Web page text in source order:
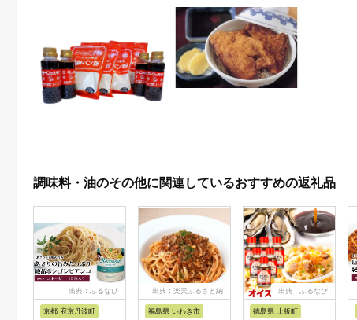
調味料・油のその他に関連しているおすすめの返礼品
出典：ふるなび
京都 府京丹波町
出典：楽天ふるさと納
福島県 いわき市
出典：ふるなび
徳島県 上板町